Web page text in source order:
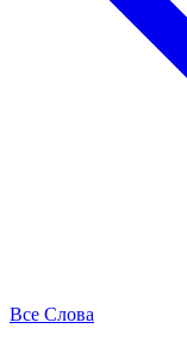
Все Слова